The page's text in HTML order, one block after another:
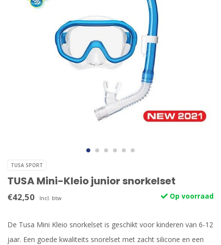
TUSA SPORT
TUSA Mini-Kleio junior snorkelset
€42,50 Incl. btw Op voorraad
De Tusa Mini Kleio snorkelset is geschikt voor kinderen van 6-12
jaar. Een goede kwaliteits snorelset met zacht silicone en een